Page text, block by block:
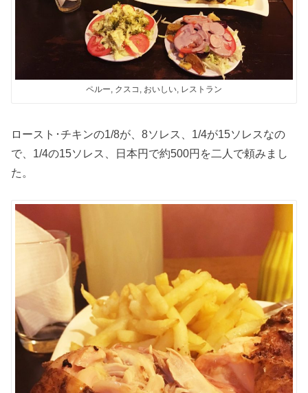
ペルー, クスコ, おいしい, レストラン
ロースト･チキンの1/8が、8ソレス、1/4が15ソレスなの
で、1/4の15ソレス、日本円で約500円を二人で頼みまし
た。